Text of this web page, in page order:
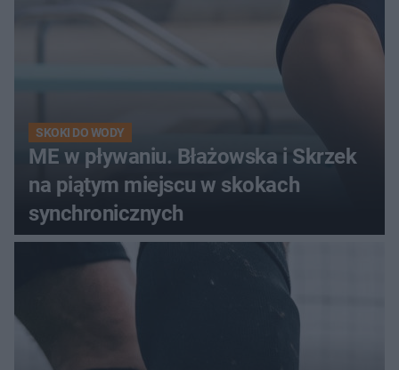
SKOKI DO WODY
ME w pływaniu. Błażowska i Skrzek
na piątym miejscu w skokach
synchronicznych